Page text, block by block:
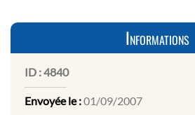
Informations
ID :4840
Envoyée le :01/09/2007